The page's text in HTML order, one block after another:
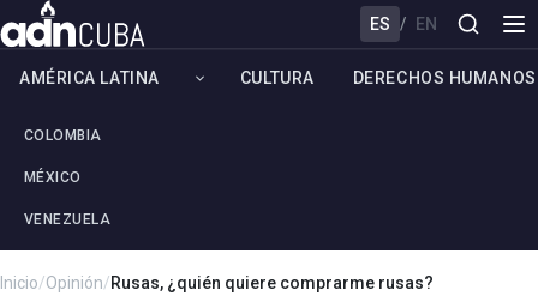
ES / EN
AMÉRICA LATINA
COLOMBIA
MÉXICO
VENEZUELA
CULTURA DERECHOS HUMANOS
Inicio/Opinión/Rusas, ¿quién quiere comprarme rusas?